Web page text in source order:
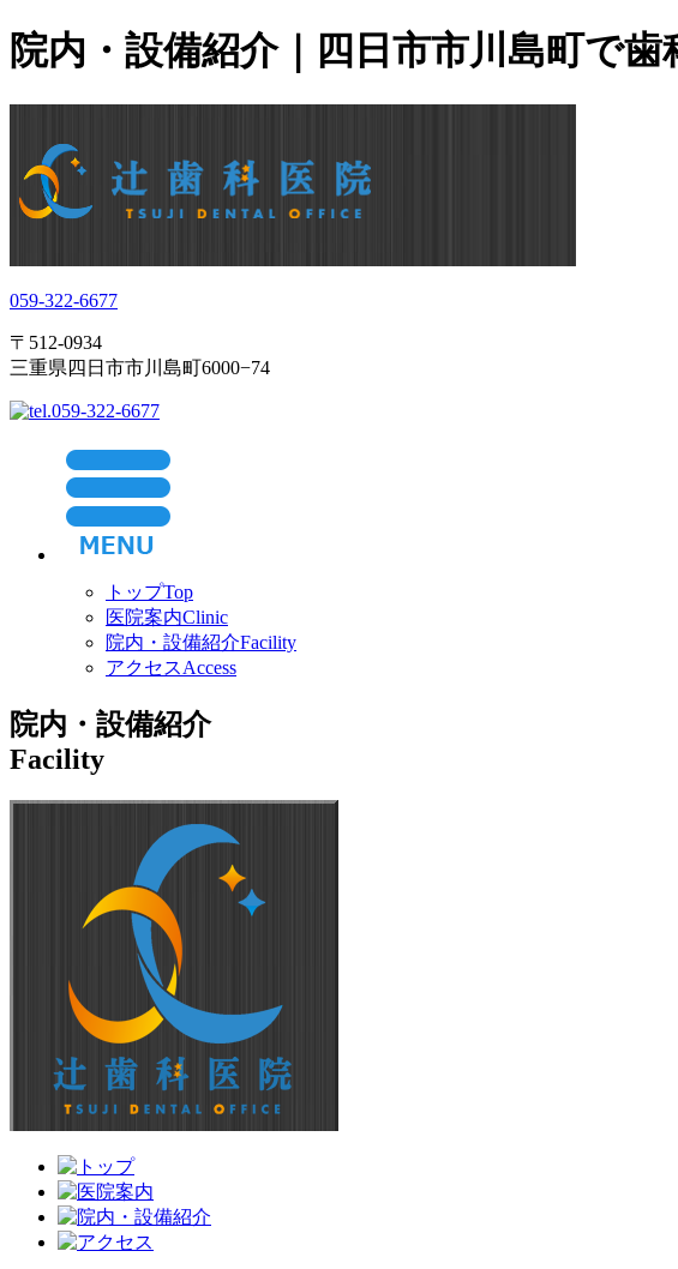
院内・設備紹介｜四日市市川島町で
059-322-6677
〒512-0934
三重県四日市市川島町6000−74
トップTop
医院案内Clinic
院内・設備紹介Facility
アクセスAccess
院内・設備紹介
Facility